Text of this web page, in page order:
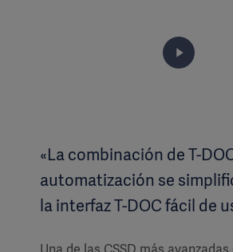
«La combinación de T-
automatización se
la interfaz T-DOC fácil de